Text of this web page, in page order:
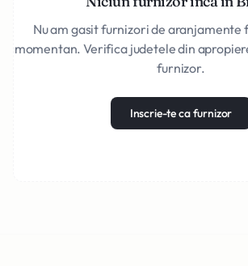
Nu am gasit furnizori de aranjamente
momentan. Verifica judetele din
furnizor.
Inscrie-te ca furnizor